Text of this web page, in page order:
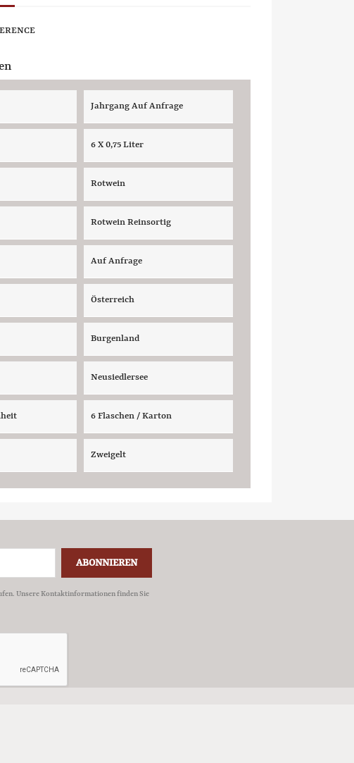
Jahrgang Auf Anfrage
6 X 0,75 Liter
Rotwein
Rotwein Reinsortig
Auf Anfrage
Österreich
Burgenland
Neusiedlersee
6 Flaschen / Karton
Zweigelt
Unsere Kontaktinformationen finden Sie